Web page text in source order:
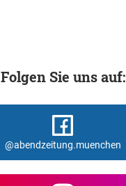
Folgen Sie uns auf:
@abendzeitung.muenchen